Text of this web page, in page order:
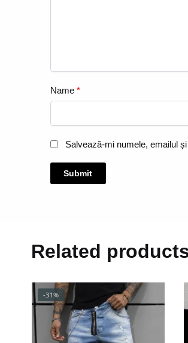
Name *
Salvează-mi numele, emailul
Related
-31%